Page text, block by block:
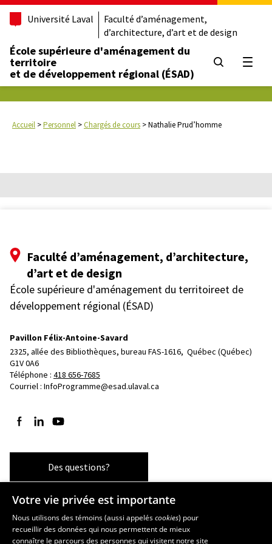
Université Laval
Faculté d’aménagement,
d’architecture, d’art et de design
École supérieure d'aménagement du
territoire
et de développement régional (ÉSAD)
Accueil >Personnel >Chargés de cours >Nathalie Prud’homme
Faculté d’aménagement, d’architecture,
d’art et de design
École supérieure d'aménagement du territoireet de
développement régional (ÉSAD)
Pavillon Félix-Antoine-Savard
2325, allée des Bibliothèques, bureau FAS-1616, Québec (Québec)
G1V 0A6
Téléphone : 418 656-7685
Courriel : InfoProgramme@esad.ulaval.ca
Suivez-nous sur Facebook
Suivez-nous sur LinkedIn
Suivez-nous sur YouTube
Des questions?
Les écoles et la recherche
École supérieure d’aménagement du territoire et de développement
Votre vie privée est importante
Nous utilisons des témoins (aussi appeléscookies) pour
recueillir des données qui nous permettent de mieux
connaître le parcours des personnes qui visitent notre site